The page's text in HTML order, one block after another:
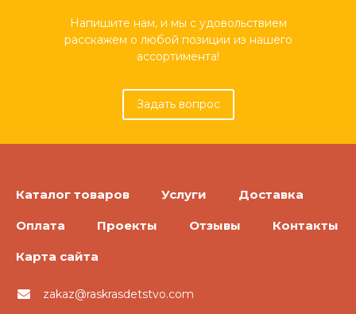
Напишите нам, и мы с удовольствием
расскажем о любой позиции из нашего
ассортимента!
Задать вопрос
Каталог товаров Услуги Доставка
Оплата Проекты Отзывы Контакты
Карта сайта
zakaz@raskrasdetstvo.com